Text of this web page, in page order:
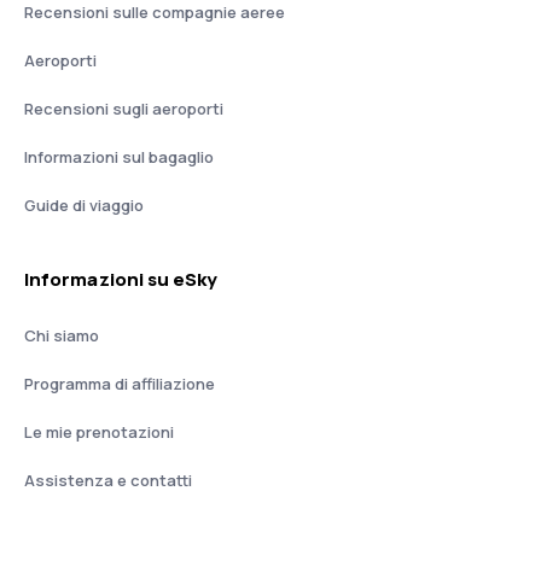
Recensioni sulle compagnie aeree
Aeroporti
Recensioni sugli aeroporti
Informazioni sul bagaglio
Guide di viaggio
Informazioni su eSky
Chi siamo
Programma di affiliazione
Le mie prenotazioni
Assistenza e contatti